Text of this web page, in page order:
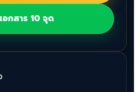
อกสาร 10 จุด